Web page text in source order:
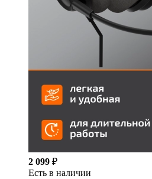
2 099 ₽
Есть в наличии